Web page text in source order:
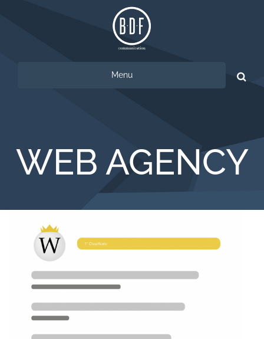
Menu
Ricerca
WEB AGENCY